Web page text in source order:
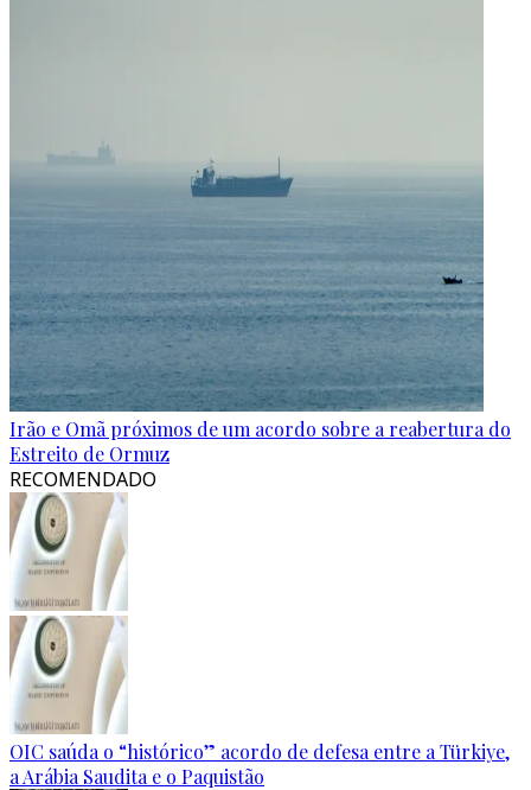
Irão e Omã próximos de um acordo sobre a reabertura do
Estreito de Ormuz
RECOMENDADO
OIC saúda o “histórico” acordo de defesa entre a Türkiye,
a Arábia Saudita e o Paquistão